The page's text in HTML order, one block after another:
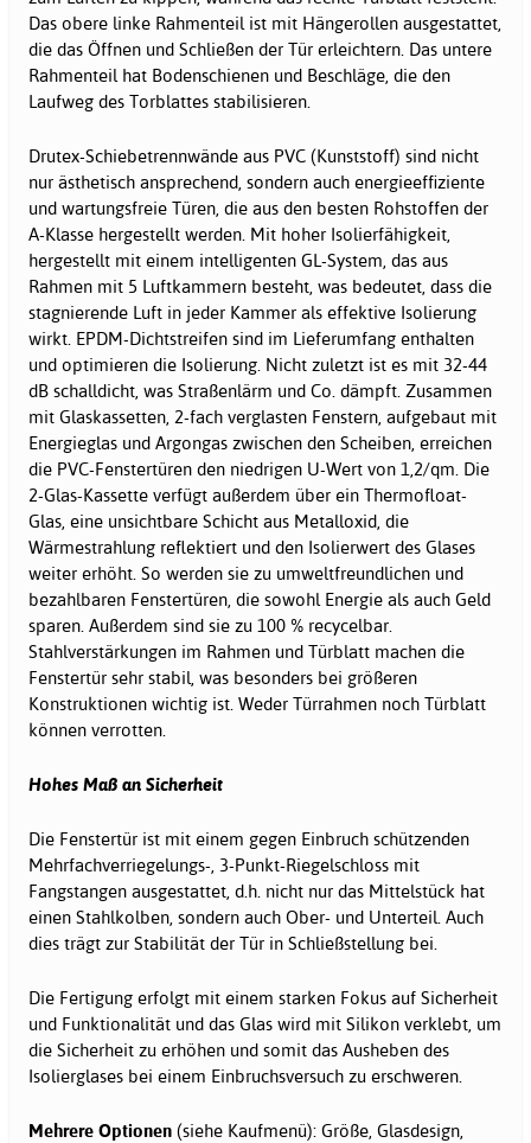
Das obere linke Rahmenteil ist mit Hängerollen ausgestattet,
die das Öffnen und Schließen der Tür erleichtern. Das untere
Rahmenteil hat Bodenschienen und Beschläge, die den
Laufweg des Torblattes stabilisieren.
Drutex-Schiebetrennwände aus PVC (Kunststoff) sind nicht
nur ästhetisch ansprechend, sondern auch energieeffiziente
und wartungsfreie Türen, die aus den besten Rohstoffen der
A-Klasse hergestellt werden. Mit hoher Isolierfähigkeit,
hergestellt mit einem intelligenten GL-System, das aus
Rahmen mit 5 Luftkammern besteht, was bedeutet, dass die
stagnierende Luft in jeder Kammer als effektive Isolierung
wirkt. EPDM-Dichtstreifen sind im Lieferumfang enthalten
und optimieren die Isolierung. Nicht zuletzt ist es mit 32-44
dB schalldicht, was Straßenlärm und Co. dämpft. Zusammen
mit Glaskassetten, 2-fach verglasten Fenstern, aufgebaut mit
Energieglas und Argongas zwischen den Scheiben, erreichen
die PVC-Fenstertüren den niedrigen U-Wert von 1,2/qm. Die
2-Glas-Kassette verfügt außerdem über ein Thermofloat-
Glas, eine unsichtbare Schicht aus Metalloxid, die
Wärmestrahlung reflektiert und den Isolierwert des Glases
weiter erhöht. So werden sie zu umweltfreundlichen und
bezahlbaren Fenstertüren, die sowohl Energie als auch Geld
sparen. Außerdem sind sie zu 100 % recycelbar.
Stahlverstärkungen im Rahmen und Türblatt machen die
Fenstertür sehr stabil, was besonders bei größeren
Konstruktionen wichtig ist. Weder Türrahmen noch Türblatt
können verrotten.
Hohes Maß an Sicherheit
Die Fenstertür ist mit einem gegen Einbruch schützenden
Mehrfachverriegelungs-, 3-Punkt-Riegelschloss mit
Fangstangen ausgestattet, d.h. nicht nur das Mittelstück hat
einen Stahlkolben, sondern auch Ober- und Unterteil. Auch
dies trägt zur Stabilität der Tür in Schließstellung bei.
Die Fertigung erfolgt mit einem starken Fokus auf Sicherheit
und Funktionalität und das Glas wird mit Silikon verklebt, um
die Sicherheit zu erhöhen und somit das Ausheben des
Isolierglases bei einem Einbruchsversuch zu erschweren.
Mehrere Optionen (siehe Kaufmenü): Größe, Glasdesign,